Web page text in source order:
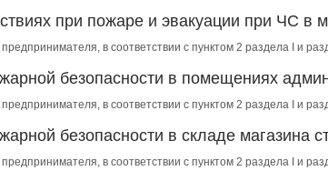
при пожаре и эвакуации при ЧС в
предпринимателя, в соответствии с пунктом 2 раздела I и
безопасности в помещениях
предпринимателя, в соответствии с пунктом 2 раздела I и
безопасности в складе магазина
предпринимателя, в соответствии с пунктом 2 раздела I и